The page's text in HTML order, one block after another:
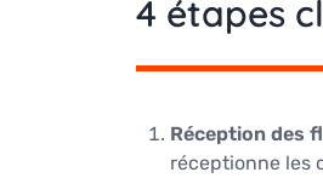
4 étapes
Réception des
réceptionne les